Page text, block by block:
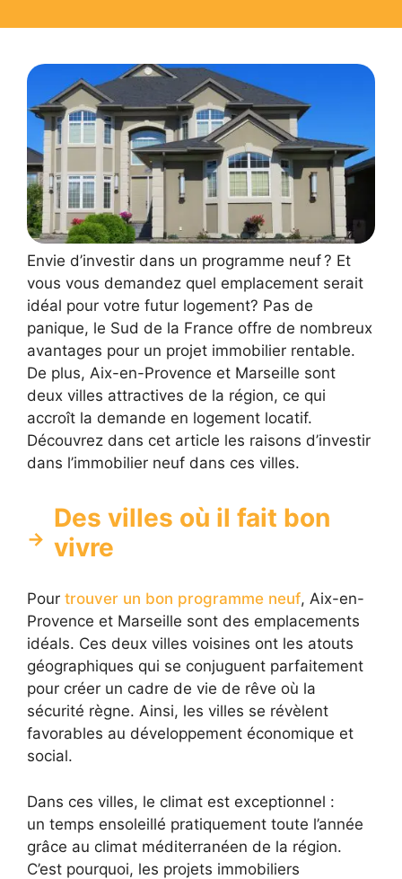
Envie d’investir dans un programme neuf ? Et
vous vous demandez quel emplacement serait
idéal pour votre futur logement? Pas de
panique, le Sud de la France offre de nombreux
avantages pour un projet immobilier rentable.
De plus, Aix-en-Provence et Marseille sont
deux villes attractives de la région, ce qui
accroît la demande en logement locatif.
Découvrez dans cet article les raisons d’investir
dans l’immobilier neuf dans ces villes.
Des villes où il fait bon
vivre
Pour trouver un bon programme neuf, Aix-en-
Provence et Marseille sont des emplacements
idéals. Ces deux villes voisines ont les atouts
géographiques qui se conjuguent parfaitement
pour créer un cadre de vie de rêve où la
sécurité règne. Ainsi, les villes se révèlent
favorables au développement économique et
social.
Dans ces villes, le climat est exceptionnel :
un temps ensoleillé pratiquement toute l’année
grâce au climat méditerranéen de la région.
C’est pourquoi, les projets immobiliers